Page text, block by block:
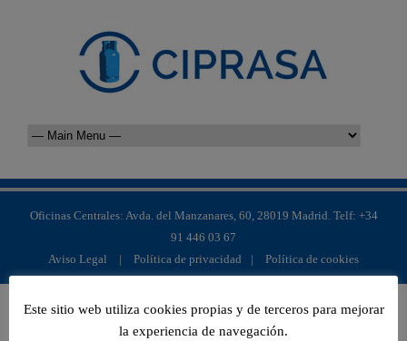
Oficinas Centrales: Avda. del Manzanares, 60, 28019 Madrid. Telf: +34
91 446 03 67
Aviso Legal
| Política de privacidad | Política de cookies
Este sitio web utiliza cookies propias y de terceros para mejorar
la experiencia de navegación.